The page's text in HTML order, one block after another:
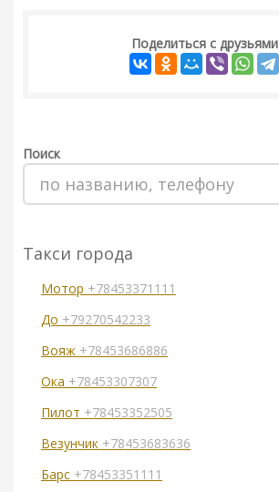
Поделиться с друзьями
Поиск
Такси города
Мотор +78453371111
До +79270542233
Вояж +78453686886
Ока +78453307307
Пилот +78453352505
Везунчик +78453683636
Барс +78453351111